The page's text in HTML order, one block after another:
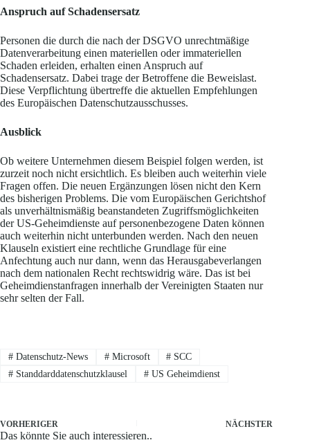
Anspruch auf Schadensersatz
Personen die durch die nach der DSGVO unrechtmäßige
Datenverarbeitung einen materiellen oder immateriellen
Schaden erleiden, erhalten einen Anspruch auf
Schadensersatz. Dabei trage der Betroffene die Beweislast.
Diese Verpflichtung übertreffe die aktuellen Empfehlungen
des Europäischen Datenschutzausschusses.
Ausblick
Ob weitere Unternehmen diesem Beispiel folgen werden, ist
zurzeit noch nicht ersichtlich. Es bleiben auch weiterhin viele
Fragen offen. Die neuen Ergänzungen lösen nicht den Kern
des bisherigen Problems. Die vom Europäischen Gerichtshof
als unverhältnismäßig beanstandeten Zugriffsmöglichkeiten
der US-Geheimdienste auf personenbezogene Daten können
auch weiterhin nicht unterbunden werden. Nach den neuen
Klauseln existiert eine rechtliche Grundlage für eine
Anfechtung auch nur dann, wenn das Herausgabeverlangen
nach dem nationalen Recht rechtswidrig wäre. Das ist bei
Geheimdienstanfragen innerhalb der Vereinigten Staaten nur
sehr selten der Fall.
#Datenschutz-News #Microsoft # SCC
#Standdarddatenschutzklausel #US Geheimdienst
VORHERIGER NÄCHSTER
Das könnte Sie auch interessieren..